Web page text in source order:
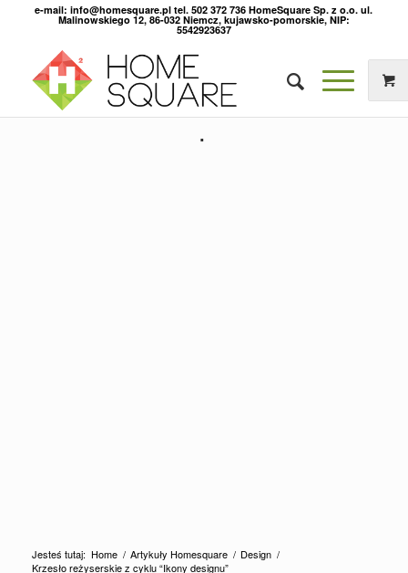
e-mail: info@homesquare.pl tel. 502 372 736 HomeSquare Sp. z o.o. ul.
Malinowskiego 12, 86-032 Niemcz, kujawsko-pomorskie, NIP:
5542923637
Jesteś tutaj: Home / Artykuły Homesquare / Design /
Krzesło reżyserskie z cyklu “Ikony designu”